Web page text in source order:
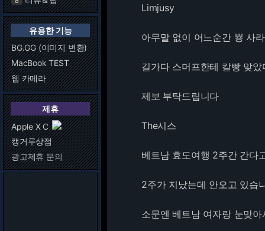
유용한 기능
BG.GG (이미지 변환)
MacBook TEST
웹 카메라
제휴
Apple X C
캥거루상점
광고제휴 문의
Limjusy
아무말 없이 어느순간 뿅 사
길가다 스머프한테 칼빵 맞
제보 부탁드립니다
The시스
베트남 효도여행 2주간 간다
2주가 지났는데 안오고 있습
소문엔 베트남 여자랑 눈맞